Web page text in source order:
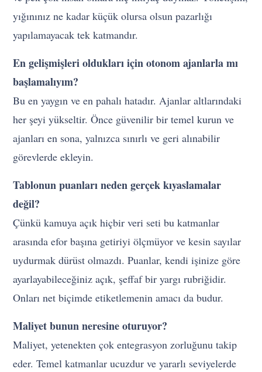
yığınınız ne kadar küçük olursa olsun pazarlığı
yapılamayacak tek katmandır.
En gelişmişleri oldukları için otonom ajanlarla mı
başlamalıyım?
Bu en yaygın ve en pahalı hatadır. Ajanlar altlarındaki
her şeyi yükseltir. Önce güvenilir bir temel kurun ve
ajanları en sona, yalnızca sınırlı ve geri alınabilir
görevlerde ekleyin.
Tablonun puanları neden gerçek kıyaslamalar
değil?
Çünkü kamuya açık hiçbir veri seti bu katmanlar
arasında efor başına getiriyi ölçmüyor ve kesin sayılar
uydurmak dürüst olmazdı. Puanlar, kendi işinize göre
ayarlayabileceğiniz açık, şeffaf bir yargı rubriğidir.
Onları net biçimde etiketlemenin amacı da budur.
Maliyet bunun neresine oturuyor?
Maliyet, yetenekten çok entegrasyon zorluğunu takip
eder. Temel katmanlar ucuzdur ve yararlı seviyelerde